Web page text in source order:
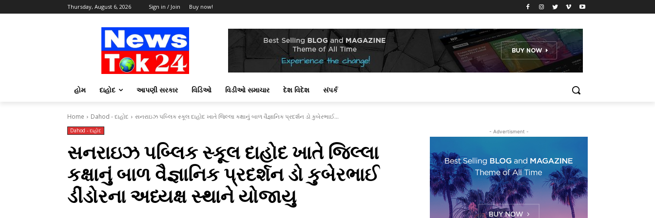
Thursday, August 6, 2026 Sign in / Join Buy now!
હોમ દાહોદ આપણી સરકાર વિડિઓ વિડીઓ સમાચાર દેશ વિદેશ સંપર્ક
Home Dahod - દાહોદ સનરાઇઝ પબ્લિક સ્કૂલ દાહોદ ખાતે જિલ્લા કક્ષાનું બાળ વૈજ્ઞાનિક પ્રદર્શન ડો કુબેરભાઈ...
Dahod - દાહોદ
સનરાઇઝ પબ્લિક સ્કૂલ દાહોદ ખાતે જિલ્લા
કક્ષાનું બાળ વૈજ્ઞાનિક પ્રદર્શન ડો કુબેરભાઈ
ડીંડોરના અધ્યક્ષ સ્થાને યોજાયુ
- Advertisment -